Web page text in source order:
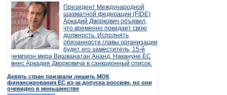
Президент Международной
шахматной федерации (FIDE)
Аркадий Дворкович объявил,
что временно покидает свою
должность. Исполнять
обязанности главы организации
будет его заместитель, 15-й
чемпион мира Вишванатан Ананд. Накануне ЕС
внес Аркадия Дворковича в санкционный список.
Девять стран призвали лишить МОК
финансирования ЕС из-за допуска россиян, но они
очевидно в меньшинстве